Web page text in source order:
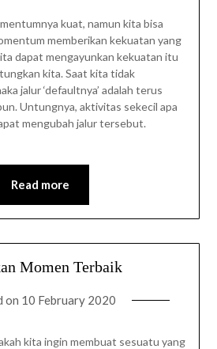
kuat, namun kita bisa
memberikan kekuatan yang
dapat mengayunkan kekuatan itu
kita. Saat kita tidak
jalur ‘defaultnya’ adalah terus
Untungnya, aktivitas sekecil apa
mengubah jalur tersebut.
Read more
Momen Terbaik
on 10 February 2020
kita ingin membuat sesuatu yang